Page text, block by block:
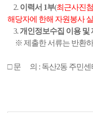
2. 이력서 1부(최근사진
해당자에 한해 자원봉사
3. 개인정보수집 이용 및
※ 제출한 서류는 반환
□ 문      의 : 독산2동 주민